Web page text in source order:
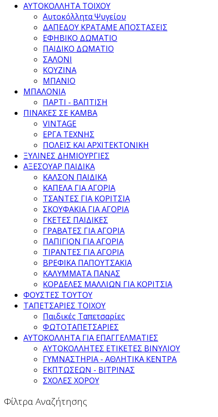
ΑΥΤΟΚΟΛΛΗΤΑ ΤΟΙΧΟΥ
Αυτοκόλλητα Ψυγείου
ΔΑΠΕΔΟΥ ΚΡΑΤΑΜΕ ΑΠΟΣΤΑΣΕΙΣ
ΕΦΗΒΙΚΟ ΔΩΜΑΤΙΟ
ΠΑΙΔΙΚΟ ΔΩΜΑΤΙΟ
ΣΑΛΟΝΙ
ΚΟΥΖΙΝΑ
ΜΠΑΝΙΟ
ΜΠΑΛΟΝΙΑ
ΠΑΡΤΙ - ΒΑΠΤΙΣΗ
ΠΙΝΑΚΕΣ ΣΕ ΚΑΜΒΑ
VINTAGE
ΕΡΓΑ ΤΕΧΝΗΣ
ΠΟΛΕΙΣ ΚΑΙ ΑΡΧΙΤΕΚΤΟΝΙΚΗ
ΞΥΛΙΝΕΣ ΔΗΜΙΟΥΡΓΙΕΣ
ΑΞΕΣΟΥΑΡ ΠΑΙΔΙΚΑ
ΚΑΛΣΟΝ ΠΑΙΔΙΚΑ
ΚΑΠΕΛΑ ΓΙΑ ΑΓΟΡΙΑ
ΤΣΑΝΤΕΣ ΓΙΑ ΚΟΡΙΤΣΙΑ
ΣΚΟΥΦΑΚΙΑ ΓΙΑ ΑΓΟΡΙΑ
ΓΚΕΤΕΣ ΠΑΙΔΙΚΕΣ
ΓΡΑΒΑΤΕΣ ΓΙΑ ΑΓΟΡΙΑ
ΠΑΠΙΓΙΟΝ ΓΙΑ ΑΓΟΡΙΑ
ΤΙΡΑΝΤΕΣ ΓΙΑ ΑΓΟΡΙΑ
ΒΡΕΦΙΚΑ ΠΑΠΟΥΤΣΑΚΙΑ
ΚΑΛΥΜΜΑΤΑ ΠΑΝΑΣ
ΚΟΡΔΕΛΕΣ ΜΑΛΛΙΩΝ ΓΙΑ ΚΟΡΙΤΣΙΑ
ΦΟΥΣΤΕΣ ΤΟΥΤΟΥ
ΤΑΠΕΤΣΑΡΙΕΣ ΤΟΙΧΟΥ
Παιδικές Ταπετσαρίες
ΦΩΤΟΤΑΠΕΤΣΑΡΙΕΣ
ΑΥΤΟΚΟΛΛΗΤΑ ΓΙΑ ΕΠΑΓΓΕΛΜΑΤΙΕΣ
ΑΥΤΟΚΟΛΛΗΤΕΣ ΕΤΙΚΕΤΕΣ ΒΙΝΥΛΙΟΥ
ΓΥΜΝΑΣΤΗΡΙΑ - ΑΘΛΗΤΙΚΑ ΚΕΝΤΡΑ
ΕΚΠΤΩΣΕΩΝ - ΒΙΤΡΙΝΑΣ
ΣΧΟΛΕΣ ΧΟΡΟΥ
Φίλτρα Αναζήτησης